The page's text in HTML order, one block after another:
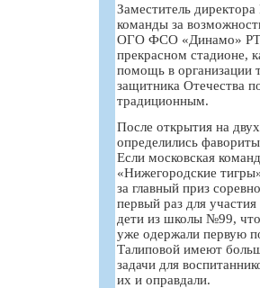
Заместитель
команды за
ОГО ФСО «Динамо» РТ
прекрасном стадионе,
помощь в организации
защитника Отечества
традиционным.
После открытия на
определились
Если московская
«Нижегородские
за главный приз
первый раз для
дети из школы №99,
уже одержали первую
Талиповой имеют
задачи для
их и оправдали.